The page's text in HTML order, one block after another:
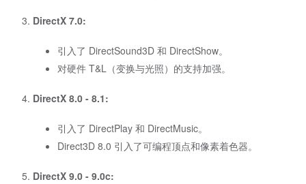
DirectX 7.0:
引入了 DirectSound3D 和 DirectShow。
对硬件 T&L（变换与光照）的支持加强。
DirectX 8.0 - 8.1:
引入了 DirectPlay 和 DirectMusic。
Direct3D 8.0 引入了可编程顶点和像素着色器。
DirectX 9.0 - 9.0c: